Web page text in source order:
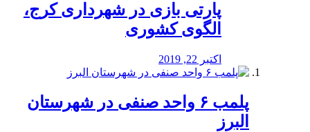
پارتی بازی در شهرداری کرج،
الگوی کشوری
اکتبر 22, 2019
پلمب ۶ واحد صنفی در شهرستان
البرز